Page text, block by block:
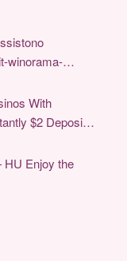
With
$2 Deposit
Enjoy the